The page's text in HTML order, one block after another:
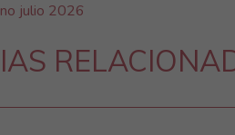
julio 2026